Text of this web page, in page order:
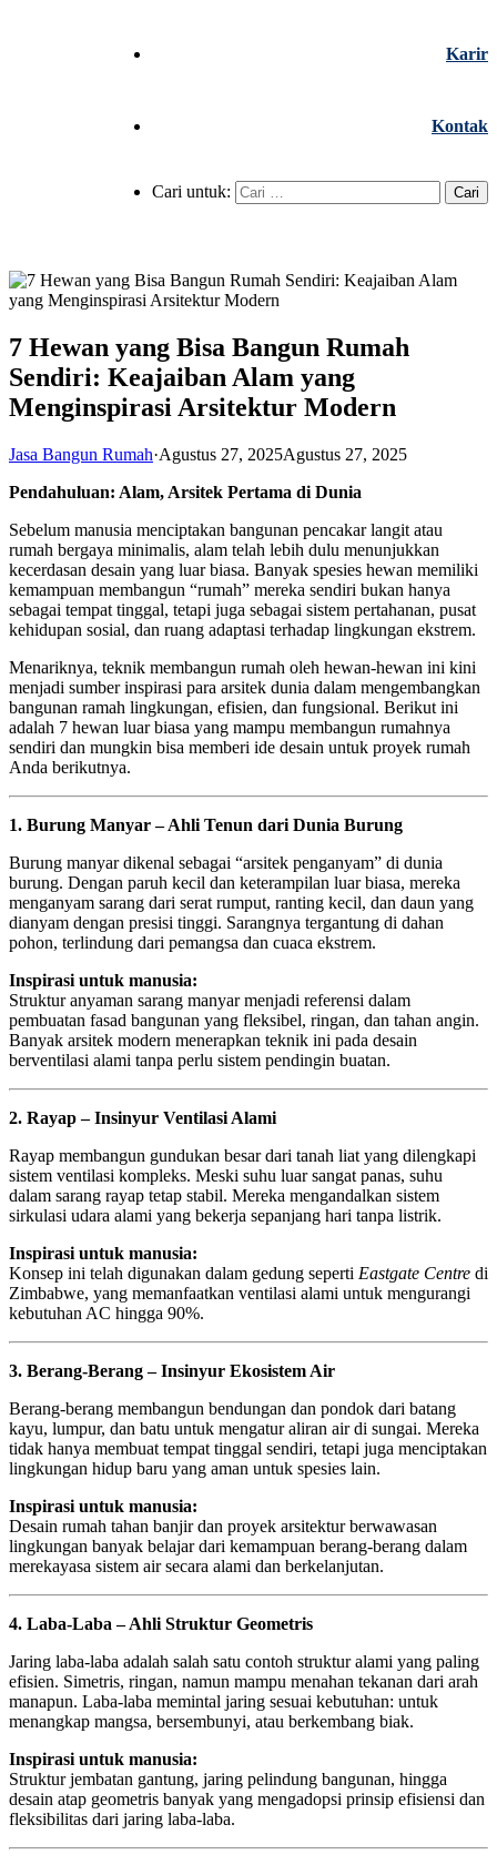
Karir
Kontak
Cari untuk:
7 Hewan yang Bisa Bangun Rumah
Sendiri: Keajaiban Alam yang
Menginspirasi Arsitektur Modern
Jasa Bangun Rumah·Agustus 27, 2025Agustus 27, 2025
Pendahuluan: Alam, Arsitek Pertama di Dunia
Sebelum manusia menciptakan bangunan pencakar langit atau
rumah bergaya minimalis, alam telah lebih dulu menunjukkan
kecerdasan desain yang luar biasa. Banyak spesies hewan memiliki
kemampuan membangun “rumah” mereka sendiri bukan hanya
sebagai tempat tinggal, tetapi juga sebagai sistem pertahanan, pusat
kehidupan sosial, dan ruang adaptasi terhadap lingkungan ekstrem.
Menariknya, teknik membangun rumah oleh hewan-hewan ini kini
menjadi sumber inspirasi para arsitek dunia dalam mengembangkan
bangunan ramah lingkungan, efisien, dan fungsional. Berikut ini
adalah 7 hewan luar biasa yang mampu membangun rumahnya
sendiri dan mungkin bisa memberi ide desain untuk proyek rumah
Anda berikutnya.
1. Burung Manyar – Ahli Tenun dari Dunia Burung
Burung manyar dikenal sebagai “arsitek penganyam” di dunia
burung. Dengan paruh kecil dan keterampilan luar biasa, mereka
menganyam sarang dari serat rumput, ranting kecil, dan daun yang
dianyam dengan presisi tinggi. Sarangnya tergantung di dahan
pohon, terlindung dari pemangsa dan cuaca ekstrem.
Inspirasi untuk manusia:
Struktur anyaman sarang manyar menjadi referensi dalam
pembuatan fasad bangunan yang fleksibel, ringan, dan tahan angin.
Banyak arsitek modern menerapkan teknik ini pada desain
berventilasi alami tanpa perlu sistem pendingin buatan.
2. Rayap – Insinyur Ventilasi Alami
Rayap membangun gundukan besar dari tanah liat yang dilengkapi
sistem ventilasi kompleks. Meski suhu luar sangat panas, suhu
dalam sarang rayap tetap stabil. Mereka mengandalkan sistem
sirkulasi udara alami yang bekerja sepanjang hari tanpa listrik.
Inspirasi untuk manusia:
Konsep ini telah digunakan dalam gedung seperti Eastgate Centre di
Zimbabwe, yang memanfaatkan ventilasi alami untuk mengurangi
kebutuhan AC hingga 90%.
3. Berang-Berang – Insinyur Ekosistem Air
Berang-berang membangun bendungan dan pondok dari batang
kayu, lumpur, dan batu untuk mengatur aliran air di sungai. Mereka
tidak hanya membuat tempat tinggal sendiri, tetapi juga menciptakan
lingkungan hidup baru yang aman untuk spesies lain.
Inspirasi untuk manusia:
Desain rumah tahan banjir dan proyek arsitektur berwawasan
lingkungan banyak belajar dari kemampuan berang-berang dalam
merekayasa sistem air secara alami dan berkelanjutan.
4. Laba-Laba – Ahli Struktur Geometris
Jaring laba-laba adalah salah satu contoh struktur alami yang paling
efisien. Simetris, ringan, namun mampu menahan tekanan dari arah
manapun. Laba-laba memintal jaring sesuai kebutuhan: untuk
menangkap mangsa, bersembunyi, atau berkembang biak.
Inspirasi untuk manusia:
Struktur jembatan gantung, jaring pelindung bangunan, hingga
desain atap geometris banyak yang mengadopsi prinsip efisiensi dan
fleksibilitas dari jaring laba-laba.